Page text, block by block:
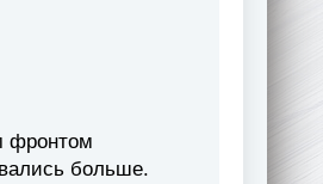
фронтом
больше.